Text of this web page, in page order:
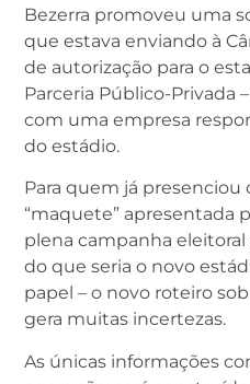
Bezerra promoveu uma
que estava enviando à
de autorização para o
Parceria Público-Privada
com uma empresa
do estádio.
Para quem já presenciou
“maquete” apresentada
plena campanha
do que seria o novo
papel – o novo roteiro
gera muitas incertezas.
As únicas informações